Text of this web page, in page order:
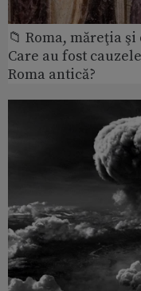
📁 Roma, măreţia
Care au fost
Roma antică?